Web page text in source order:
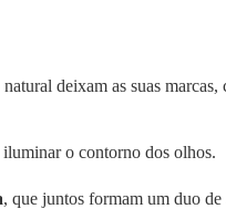
deixam as suas
o contorno dos olhos.
, que juntos formam um duo de